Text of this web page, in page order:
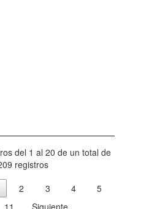
del 1 al 20 de un total de
registros
2 3 4
5